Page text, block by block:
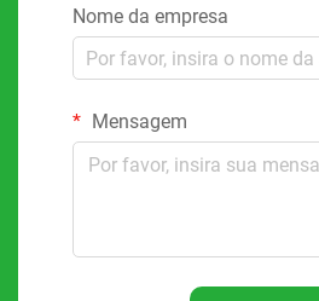
Nome da empresa
Mensagem